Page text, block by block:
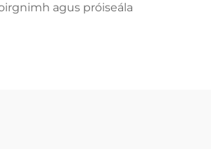
agus próiseála